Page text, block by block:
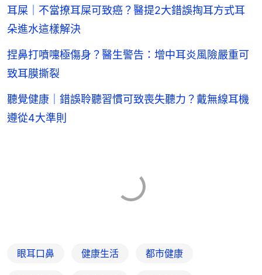
耳屎｜不當撩耳屎可致癌？醫提2大錯誤掏耳方式耳
朵進水這樣解決
捏鼻打噴嚏極傷身？醫生警告：增中耳炎風險嚴重可
致耳膜撕裂
聽覺健康｜錯誤聆聽習慣可致喪失聽力？戴無線耳機
遵從4大準則
眼耳口鼻 健康生活 都市健康